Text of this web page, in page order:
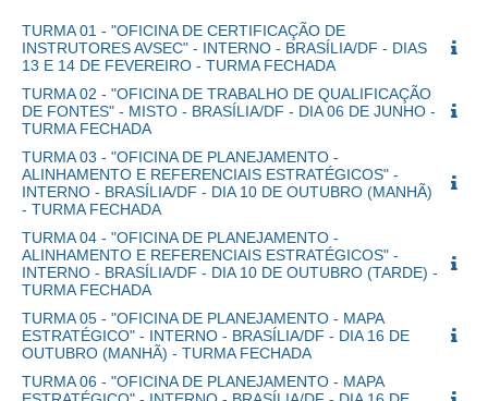
TURMA 01 - "OFICINA DE CERTIFICAÇÃO DE
INSTRUTORES AVSEC" - INTERNO - BRASÍLIA/DF - DIAS
13 E 14 DE FEVEREIRO - TURMA FECHADA
TURMA 02 - "OFICINA DE TRABALHO DE QUALIFICAÇÃO
DE FONTES" - MISTO - BRASÍLIA/DF - DIA 06 DE JUNHO -
TURMA FECHADA
TURMA 03 - "OFICINA DE PLANEJAMENTO -
ALINHAMENTO E REFERENCIAIS ESTRATÉGICOS" -
INTERNO - BRASÍLIA/DF - DIA 10 DE OUTUBRO (MANHÃ)
- TURMA FECHADA
TURMA 04 - "OFICINA DE PLANEJAMENTO -
ALINHAMENTO E REFERENCIAIS ESTRATÉGICOS" -
INTERNO - BRASÍLIA/DF - DIA 10 DE OUTUBRO (TARDE) -
TURMA FECHADA
TURMA 05 - "OFICINA DE PLANEJAMENTO - MAPA
ESTRATÉGICO" - INTERNO - BRASÍLIA/DF - DIA 16 DE
OUTUBRO (MANHÃ) - TURMA FECHADA
TURMA 06 - "OFICINA DE PLANEJAMENTO - MAPA